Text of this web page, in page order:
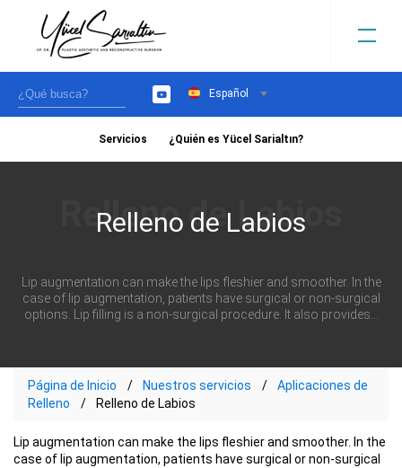
YouTubeEspañol
Servicios ¿Quién es Yücel Sarialtın?
Relleno de Labios
Lip augmentation can make the lips fleshier and smoother. In the
case of lip augmentation, patients have surgical or non-surgical
options. Lip filling is a non-surgical procedure. It also provides...
Página de Inicio Nuestros servicios
Aplicaciones de
Relleno
Relleno de Labios
Lip augmentation can make the lips fleshier and smoother. In the
case of lip augmentation, patients have surgical or non-surgical